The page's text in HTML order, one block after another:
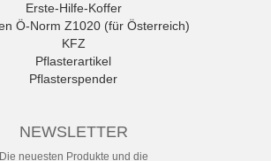
Erste-Hilfe-Koffer
Ö-Norm Z1020 (für Österreich)
KFZ
Pflasterartikel
Pflasterspender
Sport Medical
Untersuchungshandschuhe
NEWSLETTER
Die neuesten Produkte und die